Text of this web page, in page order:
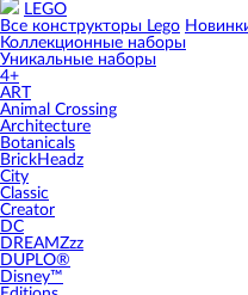
LEGO
Все конструкторы Lego
Коллекционные наборы
Уникальные наборы
4+
ART
Animal Crossing
Architecture
Botanicals
BrickHeadz
City
Classic
Creator
DC
DREAMZzz
DUPLO®
Disney™